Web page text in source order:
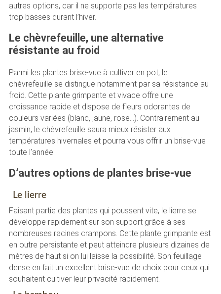
autres options, car il ne supporte pas les températures
trop basses durant l’hiver.
Le chèvrefeuille, une alternative
résistante au froid
Parmi les plantes brise-vue à cultiver en pot, le
chèvrefeuille se distingue notamment par sa résistance au
froid. Cette plante grimpante et vivace offre une
croissance rapide et dispose de fleurs odorantes de
couleurs variées (blanc, jaune, rose…). Contrairement au
jasmin, le chèvrefeuille saura mieux résister aux
températures hivernales et pourra vous offrir un brise-vue
toute l’année.
D’autres options de plantes brise-vue
Le lierre
Faisant partie des plantes qui poussent vite, le lierre se
développe rapidement sur son support grâce à ses
nombreuses racines crampons. Cette plante grimpante est
en outre persistante et peut atteindre plusieurs dizaines de
mètres de haut si on lui laisse la possibilité. Son feuillage
dense en fait un excellent brise-vue de choix pour ceux qui
souhaitent cultiver leur privacité rapidement.